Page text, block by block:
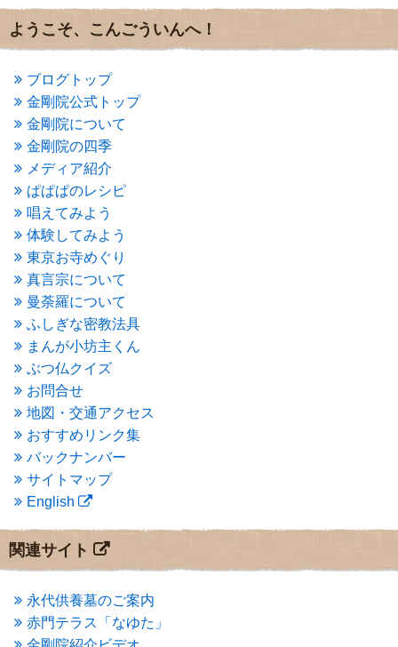
2016年6月
(2)
2016年5月(3)
2016年4月
(4)
2016年3月(4)
2016年2月(5)
2016年1月(3)
2015年12月(6)
2015年11月(4)
2015年10月
(4)
2015年9月
(3)
2015年8月(4)
2015年7月(4)
2015年6月(3)
2015年5月(1)
2015年4月(1)
(3)
2015年2月(3)
2015年1月(1)
2014年12月 (2)
2014年9月
2014年5月(1)
2014年4月 (4)
2014年1月 (1)
2013年11月(4)
2013年10月 (2)
2013年9月(4)
2013年7月
(7)
2013年6月 (6)
2013年5月(13)
2013年4月(1)
2013年3月
(4)
2013年2月(6)
ようこそ、こんごういんへ！
ブログトップ
金剛院公式トップ
金剛院について
金剛院の四季
メディア紹介
ぱぱぱのレシピ
唱えてみよう
体験してみよう
東京お寺めぐり
真言宗について
曼荼羅について
ふしぎな密教法具
まんが小坊主くん
ぶつ仏クイズ
お問合せ
地図・交通アクセス
おすすめリンク集
バックナンバー
サイトマップ
English
関連サイト
永代供養墓のご案内
赤門テラス「なゆた」